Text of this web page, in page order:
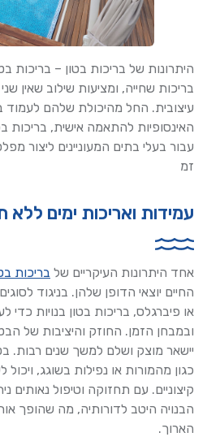
היתרונות של בריכות בטון – בריכות
בריכות שחייה, ומציעות שילוב שאין
עיצובית. החל מהיכולת שלהם לעמוד
האינסופיות להתאמה אישית, בריכות
עבור בעלי בתים המעוניינים ליצור
זמ
עמידות ואריכות ימים ללא
אחד היתרונות העיקריים של בריכות
החיים יוצאי הדופן שלהן. בניגוד
או פיברגלס, בריכות בטון בנויות כדי
ובמבחן הזמן. החוזק והיציבות של
יישאר מוצק ושלם למשך שנים רבות.
כגון מהמורות או נפילות בשוגג, ויכול
קיצוניים. עם תחזוקה וטיפול נאותים
הבנויה היטב לדורותיה, מה שהופך
הארוך.